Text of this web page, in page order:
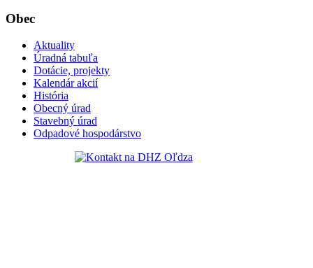
Obec
Aktuality
Úradná tabuľa
Dotácie, projekty
Kalendár akcií
História
Obecný úrad
Stavebný úrad
Odpadové hospodárstvo